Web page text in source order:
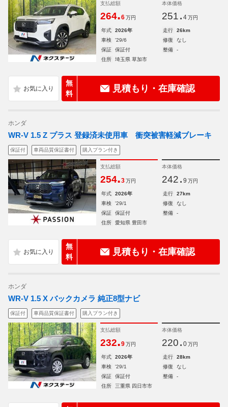
支払総額
264.6 万円
本体価格
251. 4 万円
年式 2026年 走行
26km
車検
'29/6 修復
なし
保証
保証付 整備
-
住所
埼玉県 草加市
無
料
見積もり・在庫確認
ホンダ
WR-V 1.5 Z プラス 登録済未使用車 衝突被害軽減ブレーキ
保証付 車両品質保証書付 購入プラン付き
支払総額
254.3 万円
本体価格
242. 9 万円
年式 2026年 走行
27km
車検
'29/1 修復
なし
保証
保証付 整備
-
住所
愛知県 豊田市
無
料
見積もり・在庫確認
ホンダ
WR-V 1.5 X バックカメラ 純正8型ナビ
保証付 車両品質保証書付 購入プラン付き
支払総額
232.9 万円
本体価格
220. 0 万円
年式 2026年 走行
28km
車検
'29/1 修復
なし
保証
保証付 整備
-
住所
三重県 四日市市